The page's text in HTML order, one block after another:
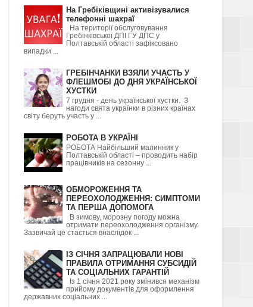
На Гребіківщині активізувалися
телефонні шахраї
На території обслуговування
Гребінківської ДПІ ГУ ДПС у
Полтавській області зафіксовано
випадки ...
ГРЕБІНЧАНКИ ВЗЯЛИ УЧАСТЬ У
ФЛЕШМОБІ ДО ДНЯ УКРАЇНСЬКОЇ
ХУСТКИ
7 грудня - день української хустки. З
нагоди свята українки в різних країнах
світу беруть участь у ...
РОБОТА В УКРАЇНІ
РОБОТА Найбільший малинник у
Полтавській області – проводить набір
працівників на сезонну ...
ОБМОРОЖЕННЯ ТА
ПЕРЕОХОЛОДЖЕННЯ: СИМПТОМИ
ТА ПЕРША ДОПОМОГА
В зимову, морозну погоду можна
отримати переохолодження організму.
Зазвичай це стається внаслідок ...
ІЗ СІЧНЯ ЗАПРАЦЮВАЛИ НОВІ
ПРАВИЛА ОТРИМАННЯ СУБСИДІЙ
ТА СОЦІАЛЬНИХ ГАРАНТІЙ
Із 1 січня 2021 року змінився механізм
прийому документів для оформлення
державних соціальних ...